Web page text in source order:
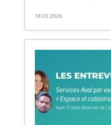
18.03.2026